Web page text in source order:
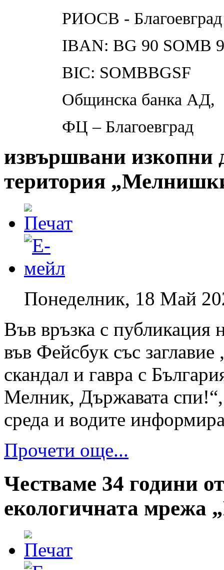
РИОСВ - Благоевград
IBAN: BG 90 SOMB
BIC: SOMBBGSF
Общинска банка АД,
ФЦ – Благоевград
извършвани изкопни
територия
Понеделник, 18 Май
Във връзка с публикация
във Фейсбук със
скандал и гавра с
Мелник, Държавата
среда и водите
Прочети още...
Честваме 34 години
екологичната мрежа